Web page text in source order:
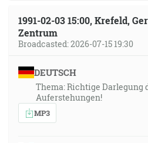
1991-02-03 15:00, Krefeld,
Zentrum
Broadcasted: 2026-07-15 19:30
DEUTSCH
Thema: Richtige Darlegung
Auferstehungen!
MP3